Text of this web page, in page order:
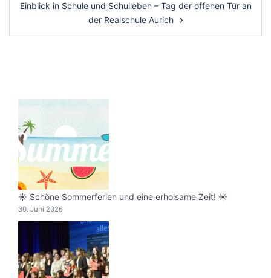
Einblick in Schule und Schulleben – Tag der offenen Tür an
der Realschule Aurich
☀️ Schöne Sommerferien und eine erholsame Zeit! ☀️
30. Juni 2026